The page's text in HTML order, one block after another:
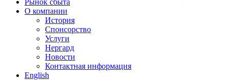
Рынок сбыта
О компании
История
Спонсорство
Услуги
Нергард
Новости
Контактная информация
English